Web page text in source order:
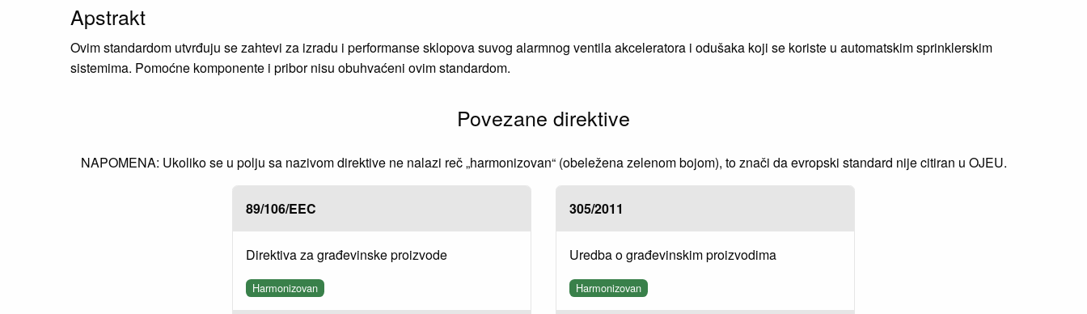
Apstrakt
Ovim standardom utvrđuju se zahtevi za izradu i performanse sklopova suvog alarmnog ventila akceleratora i odušaka koji se koriste u automatskim sprinklerskim
sistemima. Pomoćne komponente i pribor nisu obuhvaćeni ovim standardom.
Povezane direktive
NAPOMENA: Ukoliko se u polju sa nazivom direktive ne nalazi reč „harmonizovan“ (obeležena zelenom bojom), to znači da evropski standard nije citiran u OJEU.
89/106/EEC
Direktiva za građevinske proizvode
Harmonizovan
305/2011
Uredba o građevinskim proizvodima
Harmonizovan